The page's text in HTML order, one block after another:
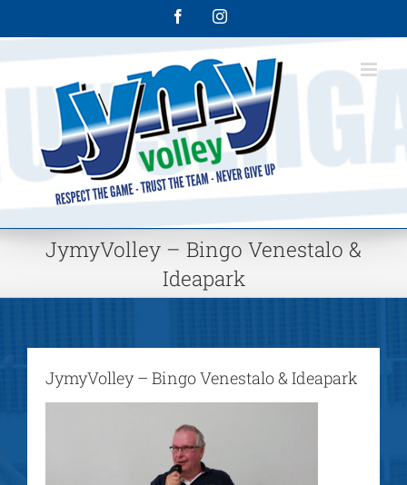
FacebookInstagram
JymyVolley – Bingo Venestalo &
Ideapark
JymyVolley – Bingo Venestalo & Ideapark